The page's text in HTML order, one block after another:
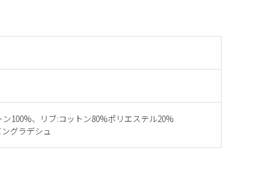
ン100%、リブ:コットン80%ポリエステル20%
グラデシュ